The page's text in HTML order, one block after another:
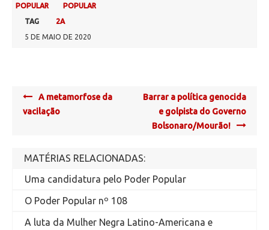
POPULAR
POPULAR
TAG
2A
5 DE MAIO DE 2020
Post
navigation
A metamorfose da
vacilação
Barrar a política genocida
e golpista do Governo
Bolsonaro/Mourão!
MATÉRIAS RELACIONADAS:
Uma candidatura pelo Poder Popular
O Poder Popular nº 108
A luta da Mulher Negra Latino-Americana e